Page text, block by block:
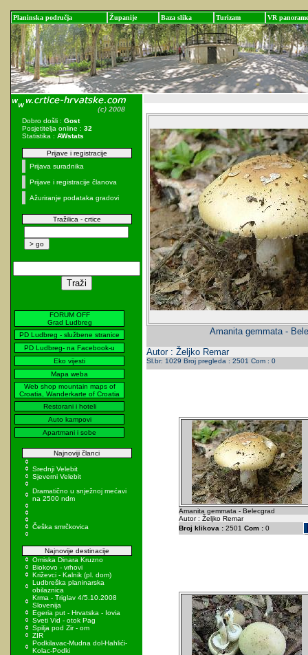
Planinska područja Županije Baza slika Turizam VR panorame
Dobro došli : Gost
Posjetitelja online : 32
Statistika : AWstats
Prijave i registracije
Prijava suradnika
Prijave i registracije članova
Ažuriranje podataka gradovi
Tražilica - crtice
FORUM OFF
Grad Ludbreg
PD Ludbreg - službene stranice
PD Ludbreg- na Facebook-u
Eko vijesti
Mapa weba
Web shop mountain maps of
Croatia, Wanderkarte of Croatia
Restorani i hoteli
Auto kampovi
Apartmani i sobe
Najnoviji članci
Srednji Velebit
Sjeverni Velebit
Dramatično u snježnoj mećavi
na 2500 ndm
Češka smrčkovica
Najnovije destinacije
Omiska Dinara Kruzno
Biokovo - vrhovi
Križevci - Kalnik (pl. dom)
Ludbreška planinarska
obilaznica
Krma - Triglav 4/5.10.2008
Slovenija
Egeria put - Hrvatska - Iovia
Sveti Vid - otok Pag
Spilja pod Zir - om
ZIR
Podkilavac-Mudna dol-Hahlići-
Kolac-Podki
Amanita gemmata -
Autor : Željko Remar
Sl.br: 1029 Broj pregleda : 2501 Com : 0
Amanita gemmata - Belecgrad
Autor : Željko Remar
Broj klikova :2501 Com :0